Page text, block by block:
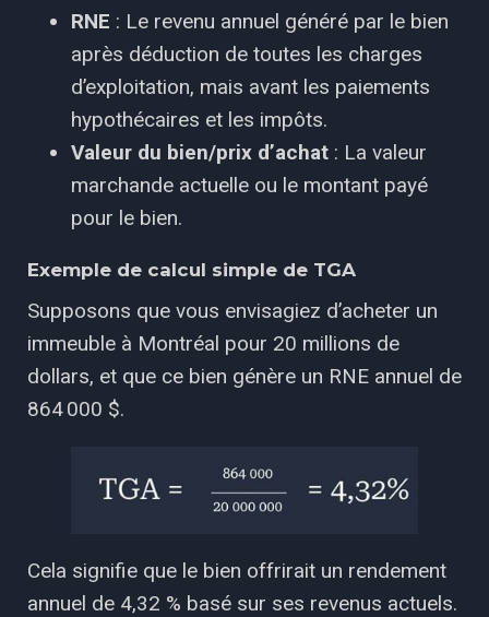
RNE : Le revenu annuel généré par le bien
après déduction de toutes les charges
d’exploitation, mais avant les paiements
hypothécaires et les impôts.
Valeur du bien/prix d’achat : La valeur
marchande actuelle ou le montant payé
pour le bien.
Exemple de calcul simple de TGA
Supposons que vous envisagiez d’acheter un
immeuble à Montréal pour 20 millions de
dollars, et que ce bien génère un RNE annuel de
864 000 $.
Cela signifie que le bien offrirait un rendement
annuel de 4,32 % basé sur ses revenus actuels.